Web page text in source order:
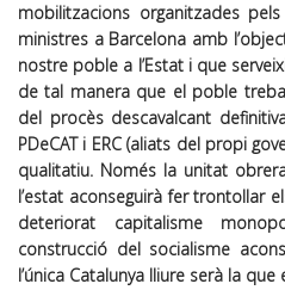
mobilitzacions organitzades
ministres a Barcelona amb
nostre poble a l’Estat i que
de tal manera que el poble
del procès descavalcant
PDeCAT i ERC (aliats del propi
qualitatiu. Només la unitat
l’estat aconseguirà fer trontollar
deteriorat capitalisme
construcció del socialisme
l’única Catalunya lliure serà la